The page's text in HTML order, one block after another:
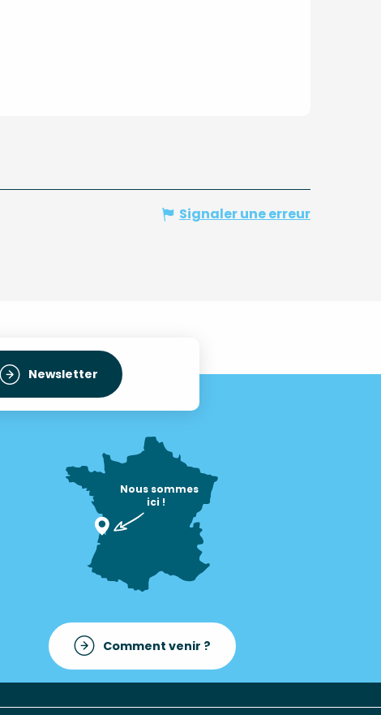
Signaler une erreur
Newsletter
Nous sommes
ici !
Comment venir ?